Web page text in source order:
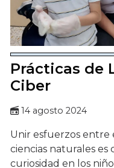
Prácticas de
Ciber
14 agosto 2024
Unir esfuerzos entre
ciencias naturales
curiosidad en los